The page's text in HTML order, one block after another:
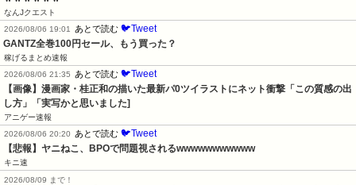
なんJクエスト
2026/08/06 19:01
あとで読む 🐦Tweet
GANTZ全巻100円セール、もう買った？
稼げるまとめ速報
2026/08/06 21:35
あとで読む 🐦Tweet
【画像】漫画家・桂正和の描いた最新パ0ツイラストにネット衝撃「この質感の出
し方」「実写かと思いました]
アニゲー速報
2026/08/06 20:20
あとで読む 🐦Tweet
【悲報】ヤニねこ、BPOで問題視されるwwwwwwwwwww
キニ速
2026/08/09 まで！